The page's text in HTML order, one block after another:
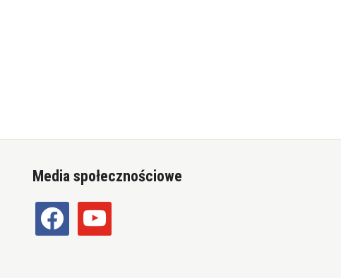
Media społecznościowe
facebook youtube